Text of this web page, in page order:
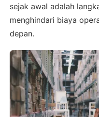
sejak awal adalah
menghindari biaya
depan.